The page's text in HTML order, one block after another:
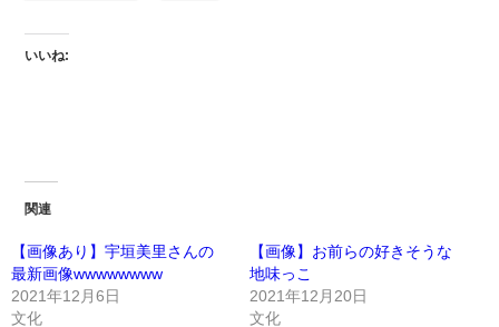
いいね:
関連
【画像あり】宇垣美里さんの
最新画像wwwwwwww
2021年12月6日
文化
【画像】お前らの好きそうな
地味っこ
2021年12月20日
文化